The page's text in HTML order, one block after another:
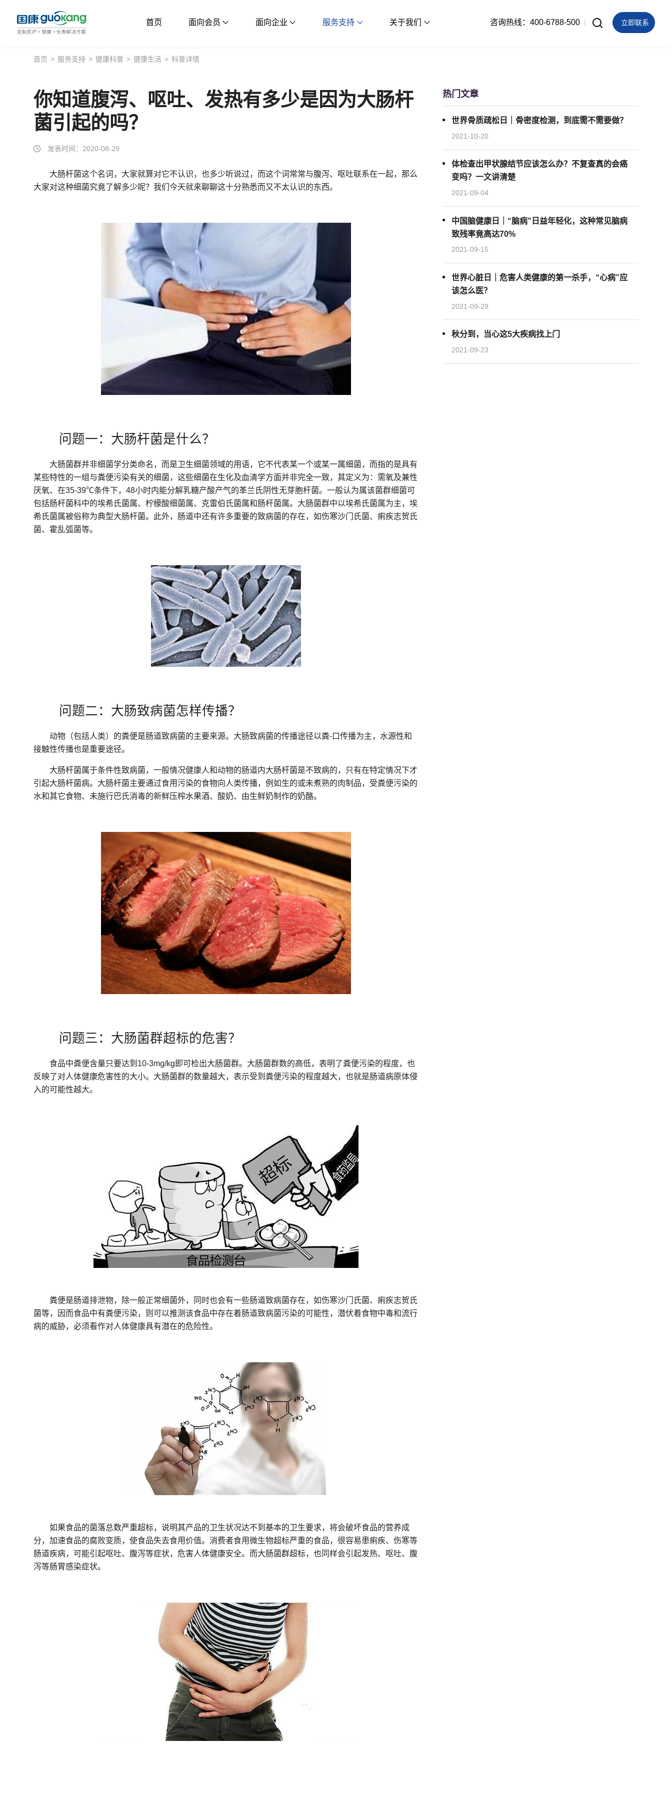
首页 面向会员 面向企业 服务支持 关于我们
面向企业
服务支持
关于我们
咨询热线：400-6788-500 立即联系
首页 > 服务支持 > 健康科普 > 健康生活 > 科普详情
你知道腹泻、呕吐、发热有多少是因为大肠杆
菌引起的吗？
发表时间：2020-08-29
大肠杆菌这个名词，大家就算对它不认识，也多少听说过，而这个词常常与腹泻、呕吐联系在一起，那么
大家对这种细菌究竟了解多少呢？我们今天就来聊聊这十分熟悉而又不太认识的东西。
问题一：大肠杆菌是什么？
大肠菌群并非细菌学分类命名，而是卫生细菌领域的用语，它不代表某一个或某一属细菌，而指的是具有
某些特性的一组与粪便污染有关的细菌，这些细菌在生化及血清学方面并非完全一致，其定义为：需氧及兼性
厌氧、在35-39℃条件下，48小时内能分解乳糖产酸产气的革兰氏阴性无芽胞杆菌。一般认为属该菌群细菌可
包括肠杆菌科中的埃希氏菌属、柠檬酸细菌属、克雷伯氏菌属和肠杆菌属。大肠菌群中以埃希氏菌属为主，埃
希氏菌属被俗称为典型大肠杆菌。此外，肠道中还有许多重要的致病菌的存在，如伤寒沙门氏菌、痢疾志贺氏
菌、霍乱弧菌等。
问题二：大肠致病菌怎样传播？
动物（包括人类）的粪便是肠道致病菌的主要来源。大肠致病菌的传播途径以粪-口传播为主，水源性和
接触性传播也是重要途径。
大肠杆菌属于条件性致病菌，一般情况健康人和动物的肠道内大肠杆菌是不致病的，只有在特定情况下才
引起大肠杆菌病。大肠杆菌主要通过食用污染的食物向人类传播，例如生的或未煮熟的肉制品，受粪便污染的
水和其它食物、未施行巴氏消毒的新鲜压榨水果酒、酸奶、由生鲜奶制作的奶酪。
问题三：大肠菌群超标的危害？
食品中粪便含量只要达到10-3mg/kg即可检出大肠菌群。大肠菌群数的高低，表明了粪便污染的程度，也
反映了对人体健康危害性的大小。大肠菌群的数量越大，表示受到粪便污染的程度越大，也就是肠道病原体侵
入的可能性越大。
粪便是肠道排泄物，除一般正常细菌外，同时也会有一些肠道致病菌存在，如伤寒沙门氏菌、痢疾志贺氏
菌等，因而食品中有粪便污染，则可以推测该食品中存在着肠道致病菌污染的可能性，潜伏着食物中毒和流行
病的威胁，必须看作对人体健康具有潜在的危险性。
如果食品的菌落总数严重超标，说明其产品的卫生状况达不到基本的卫生要求，将会破坏食品的营养成
分，加速食品的腐败变质，使食品失去食用价值。消费者食用微生物超标严重的食品，很容易患痢疾、伤寒等
肠道疾病，可能引起呕吐、腹泻等症状，危害人体健康安全。而大肠菌群超标，也同样会引起发热、呕吐、腹
泻等肠胃感染症状。
热门文章
世界骨质疏松日｜骨密度检测，到底需不需要做？
2021-10-20
体检查出甲状腺结节应该怎么办？不复查真的会癌
变吗？一文讲清楚
2021-09-04
中国脑健康日｜“脑病”日益年轻化，这种常见脑病
致残率竟高达70%
2021-09-15
世界心脏日｜危害人类健康的第一杀手，“心病”应
该怎么医？
2021-09-29
秋分到，当心这5大疾病找上门
2021-09-23